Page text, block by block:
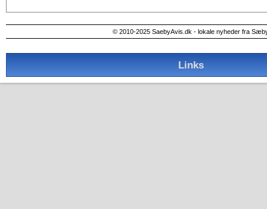
© 2010-2025 SaebyAvis.dk - lokale nyheder fra
Links